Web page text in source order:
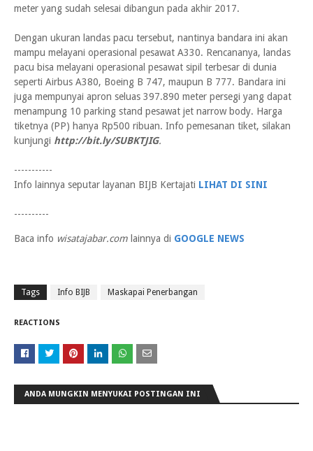
meter yang sudah selesai dibangun pada akhir 2017.
Dengan ukuran landas pacu tersebut, nantinya bandara ini akan
mampu melayani operasional pesawat A330. Rencananya, landas
pacu bisa melayani operasional pesawat sipil terbesar di dunia
seperti Airbus A380, Boeing B 747, maupun B 777. Bandara ini
juga mempunyai apron seluas 397.890 meter persegi yang dapat
menampung 10 parking stand pesawat jet narrow body. Harga
tiketnya (PP) hanya Rp500 ribuan. Info pemesanan tiket, silakan
kunjungi http://bit.ly/SUBKTJIG.
-----------
Info lainnya seputar layanan BIJB Kertajati LIHAT DI SINI
----------
Baca info wisatajabar.com lainnya di GOOGLE NEWS
Tags Info BIJB Maskapai Penerbangan
REACTIONS
ANDA MUNGKIN MENYUKAI POSTINGAN INI